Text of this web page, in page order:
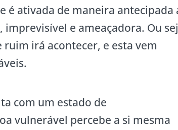
é ativada de maneira antecipada
e ameaçadora. Ou
ruim irá acontecer, e esta vem
com um estado de
vulnerável percebe a si mesma